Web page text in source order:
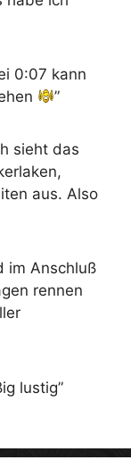
0:07 kann
”
sieht das
aus. Also
im Anschluß
rennen
lustig”